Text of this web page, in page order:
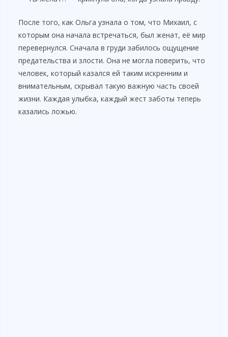
После того, как Ольга узнала о том, что Михаил, с
которым она начала встречаться, был женат, её мир
перевернулся. Сначала в груди забилось ощущение
предательства и злости. Она не могла поверить, что
человек, который казался ей таким искренним и
внимательным, скрывал такую важную часть своей
жизни. Каждая улыбка, каждый жест заботы теперь
казались ложью.